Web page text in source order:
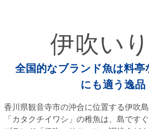
伊吹い
全国的なブランド魚は料亭
にも適う逸品
香川県観音寺市の沖合に位置する伊吹
「カタクチイワシ」の稚魚は、島です